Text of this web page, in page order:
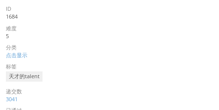
ID
1684
难度
5
分类
点击显示
标签
天才的talent
递交数
3041